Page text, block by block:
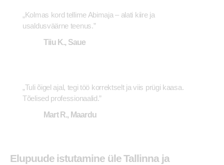
„Kolmas kord tellime Abimaja – alati kiire ja
usaldusväärne teenus.”
Tiiu K., Saue
„Tuli õigel ajal, tegi töö korrektselt ja viis prügi kaasa.
Tõelised professionaalid.”
Mart R., Maardu
Elupuude istutamine üle Tallinna ja